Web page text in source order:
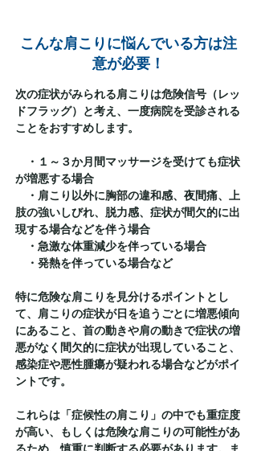
こんな肩こりに悩んでいる方は注
意が必要！
次の症状がみられる肩こりは危険信号（レッ
ドフラッグ）と考え、一度病院を受診される
ことをおすすめします。
・１～３か月間マッサージを受けても症状
が増悪する場合
・肩こり以外に胸部の違和感、夜間痛、上
肢の強いしびれ、脱力感、症状が間欠的に出
現する場合などを伴う場合
・急激な体重減少を伴っている場合
・発熱を伴っている場合など​
特に危険な肩こりを見分けるポイントとし
て、肩こりの症状が日を追うごとに増悪傾向
にあること、首の動きや肩の動きで症状の増
悪がなく間欠的に症状が出現していること、
感染症や悪性腫瘍が疑われる場合などがポイ
ントです。
これらは「症候性の肩こり」の中でも重症度
が高い、もしくは危険な肩こりの可能性があ